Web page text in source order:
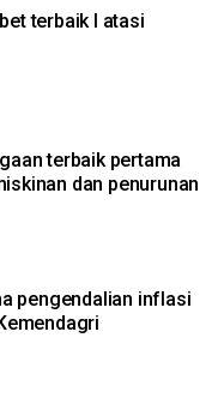
terbaik I atasi
terbaik pertama
dan penurunan
pengendalian inflasi